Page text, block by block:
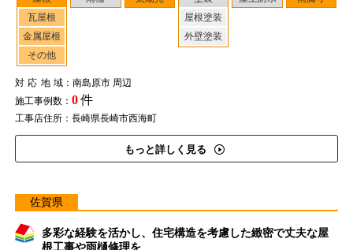
瓦屋根
金属屋根
その他
屋根塗装
外壁塗装
対応地域：南島原市 周辺
施工事例数： 0件
工事店住所：長崎県長崎市西海町
もっと詳しく見る
佐賀県
多彩な経験を活かし、住宅構造を考慮した緻密で丈夫な屋
根工事や雨樋修理を